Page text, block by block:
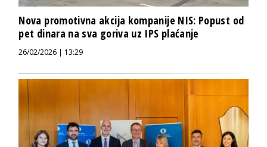
Nova promotivna akcija kompanije NIS: Popust od
pet dinara na sva goriva uz IPS plaćanje
26/02/2026 | 13:29